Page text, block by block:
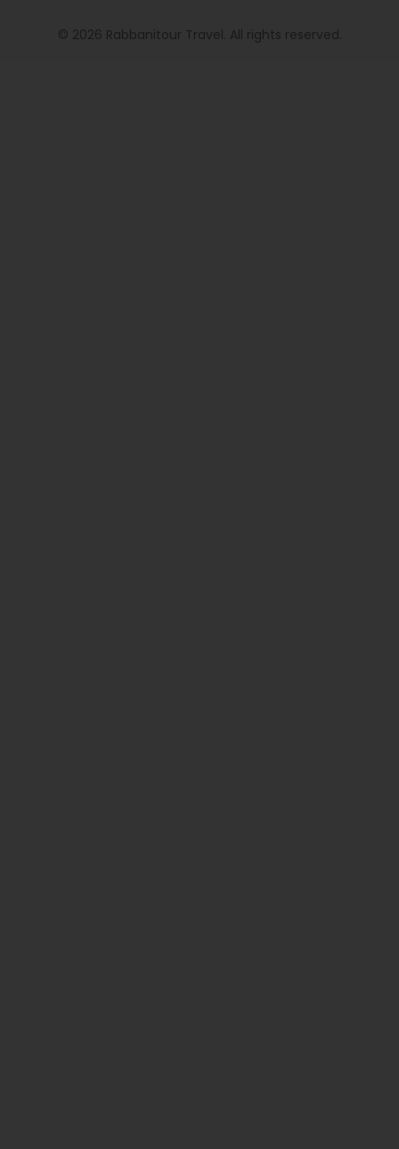
© 2026 Rabbanitour Travel. All rights reserved.